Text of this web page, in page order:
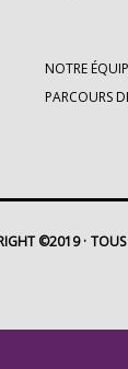
NOTRE
PARCOURS
©2019 TOUS